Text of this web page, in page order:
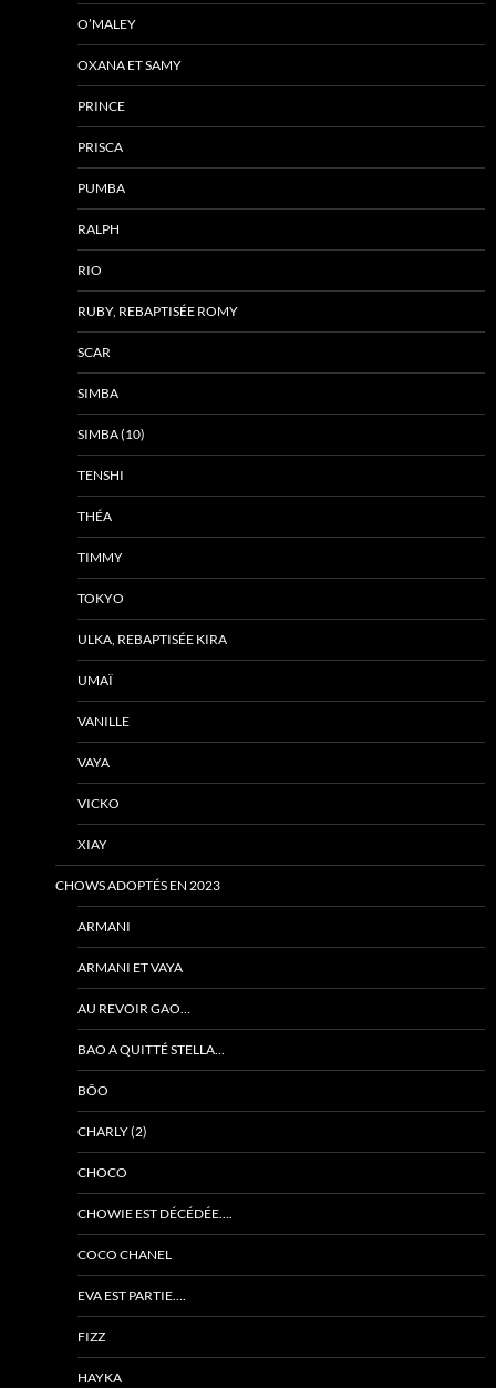
O’MALEY
OXANA ET SAMY
PRINCE
PRISCA
PUMBA
RALPH
RIO
RUBY, REBAPTISÉE ROMY
SCAR
SIMBA
SIMBA (10)
TENSHI
THÉA
TIMMY
TOKYO
ULKA, REBAPTISÉE KIRA
UMAÏ
VANILLE
VAYA
VICKO
XIAY
CHOWS ADOPTÉS EN 2023
ARMANI
ARMANI ET VAYA
AU REVOIR GAO…
BAO A QUITTÉ STELLA…
BÔO
CHARLY (2)
CHOCO
CHOWIE EST DÉCÉDÉE….
COCO CHANEL
EVA EST PARTIE….
FIZZ
HAYKA